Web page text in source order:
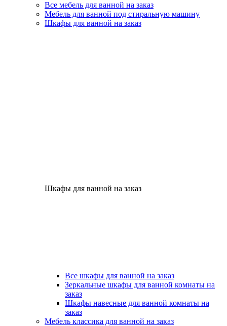
Все мебель для ванной на заказ
Мебель для ванной под стиральную машину
Шкафы для ванной на заказ
Шкафы для ванной на заказ
Все шкафы для ванной на заказ
Зеркальные шкафы для ванной комнаты на
заказ
Шкафы навесные для ванной комнаты на
заказ
Мебель классика для ванной на заказ